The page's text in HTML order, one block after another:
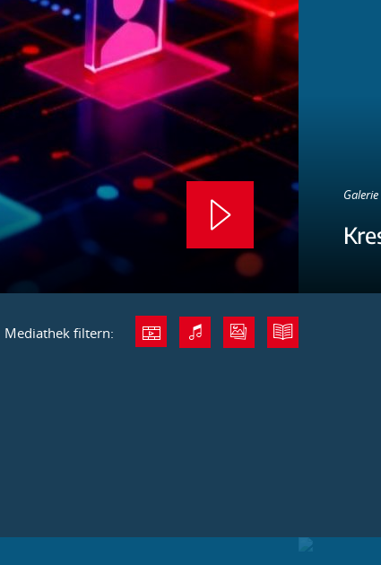
Mediathek filtern: